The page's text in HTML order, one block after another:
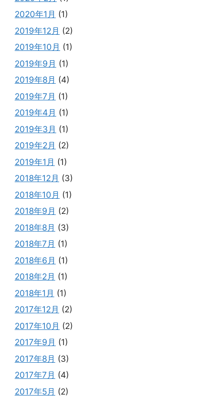
2020年1月 (1)
2019年12月 (2)
2019年10月 (1)
2019年9月 (1)
2019年8月 (4)
2019年7月 (1)
2019年4月 (1)
2019年3月 (1)
2019年2月 (2)
2019年1月 (1)
2018年12月 (3)
2018年10月 (1)
2018年9月 (2)
2018年8月 (3)
2018年7月 (1)
2018年6月 (1)
2018年2月 (1)
2018年1月 (1)
2017年12月 (2)
2017年10月 (2)
2017年9月 (1)
2017年8月 (3)
2017年7月 (4)
2017年5月 (2)